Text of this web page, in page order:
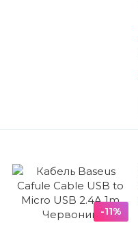
-11%